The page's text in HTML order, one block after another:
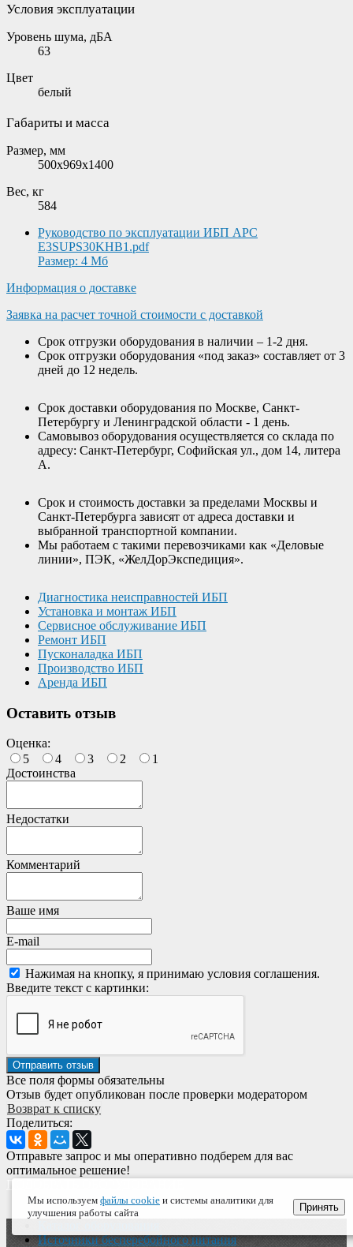
Условия эксплуатации
Уровень шума, дБА
63
Цвет
белый
Габариты и масса
Размер, мм
500х969х1400
Вес, кг
584
Руководство по эксплуатации ИБП APC
E3SUPS30KHB1.pdf
Размер: 4 Мб
Информация о доставке
Заявка на расчет точной стоимости с доставкой
Срок отгрузки оборудования в наличии – 1-2 дня.
Срок отгрузки оборудования «под заказ» составляет от 3
дней до 12 недель.
Срок доставки оборудования по Москве, Санкт-
Петербургу и Ленинградской области - 1 день.
Самовывоз оборудования осуществляется со склада по
адресу: Санкт-Петербург, Софийская ул., дом 14, литера
А.
Срок и стоимость доставки за пределами Москвы и
Санкт-Петербурга зависят от адреса доставки и
выбранной транспортной компании.
Мы работаем с такими перевозчиками как «Деловые
линии», ПЭК, «ЖелДорЭкспедиция».
Диагностика неисправностей ИБП
Установка и монтаж ИБП
Сервисное обслуживание ИБП
Ремонт ИБП
Пусконаладка ИБП
Производство ИБП
Аренда ИБП
Оставить отзыв
Оценка:
5
4 3 2
1
Достоинства
Недостатки
Комментарий
Ваше имя
E-mail
Нажимая на кнопку, я принимаю условия соглашения.
Введите текст с картинки:
Все поля формы обязательны
Отзыв будет опубликован после проверки модератором
Возврат к списку
Поделиться:
Отправьте запрос и мы оперативно подберем для вас
оптимальное решение!
ПОДОБРАТЬ ОБОРУДОВАНИЕ
Источники бесперебойного питания
Мы используем файлы cookie и системы аналитики для
улучшения работы сайта
Принять